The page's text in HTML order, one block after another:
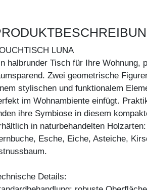
LUNA
halbrunder Tisch für Ihre Wohnung,
Zwei geometrische
stylischen und funktionalem
im Wohnambiente einfügt.
ihre Symbiose in diesem
in naturbehandelten
Esche, Eiche, Asteiche,
Details: